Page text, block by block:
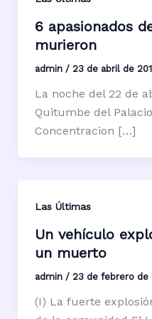
6 apasionados
murieron
admin / 23 de abril de
La noche del 22 de
Quitumbe del
Concentracion […]
Las Últimas
Un vehículo
un muerto
admin / 23 de febrero de
(I) La fuerte